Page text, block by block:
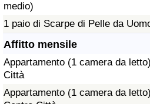
medio)
1 paio di Scarpe di Pelle da
Affitto mensile
Appartamento (1 camera da
Città
Appartamento (1 camera da